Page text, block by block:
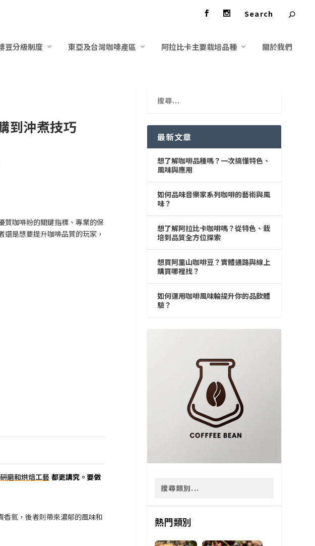
豆分級制度 東亞及台灣咖啡產區 阿拉比卡主要栽培品種 關於我們
到沖煮技巧
質咖啡粉的關鍵指標、專業的保
是想要提升咖啡品質的玩家，
研磨和烘焙工藝 都更講究。要做
氣，後者則帶來濃郁的風味和
最新文章
想了解咖啡品種嗎？一次搞懂特色、
風味與應用
如何品味音樂家系列咖啡的藝術與風
味？
想了解阿拉比卡咖啡嗎？從特色、栽
培到品質全方位探索
想買阿里山咖啡豆？實體通路與線上
購買哪裡找？
如何運用咖啡風味輪提升你的品飲體
驗？
熱門類別